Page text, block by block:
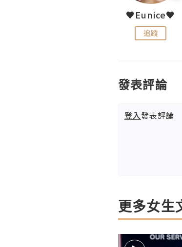
♥Eunice♥
追蹤
發表評論
登入發表評論
更多女生